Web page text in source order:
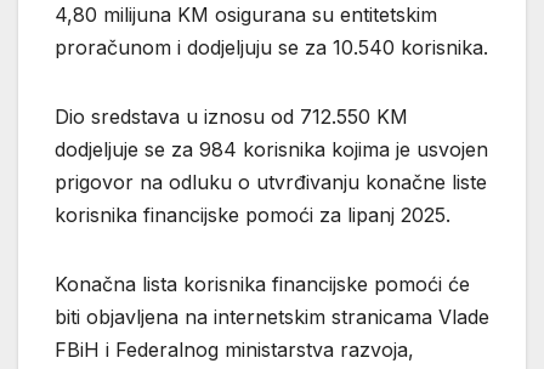
4,80 milijuna KM osigurana su entitetskim
proračunom i dodjeljuju se za 10.540 korisnika.
Dio sredstava u iznosu od 712.550 KM
dodjeljuje se za 984 korisnika kojima je usvojen
prigovor na odluku o utvrđivanju konačne liste
korisnika financijske pomoći za lipanj 2025.
Konačna lista korisnika financijske pomoći će
biti objavljena na internetskim stranicama Vlade
FBiH i Federalnog ministarstva razvoja,